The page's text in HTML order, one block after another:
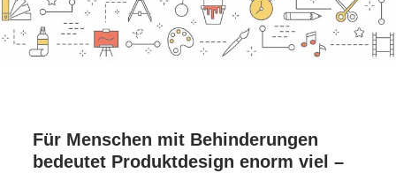
Für Menschen mit Behinderungen
bedeutet Produktdesign enorm viel –